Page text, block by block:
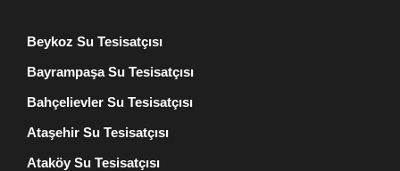
Beykoz Su Tesisatçısı
Bayrampaşa Su Tesisatçısı
Bahçelievler Su Tesisatçısı
Ataşehir Su Tesisatçısı
Ataköy Su Tesisatçısı